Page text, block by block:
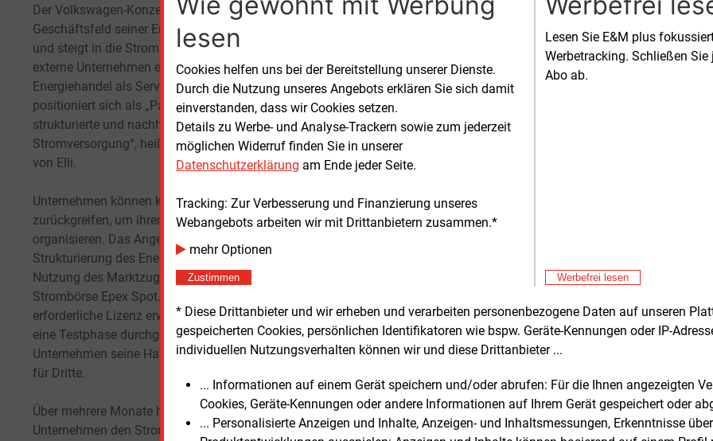
lesen
Cookies helfen uns bei der Bereitstellung unserer Dienste.
Durch die Nutzung unseres Angebots erklären Sie sich damit
einverstanden, dass wir Cookies setzen.
Details zu Werbe- und Analyse-Trackern sowie zum jederzeit
möglichen Widerruf finden Sie in unserer
Datenschutzerklärung am Ende jeder Seite.
Tracking: Zur Verbesserung und Finanzierung unseres
Webangebots arbeiten wir mit Drittanbietern zusammen.*
mehr Optionen
Zustimmen
Lesen Sie E&M plus
Werbetracking. Schließen
Abo ab.
Werbefrei lesen
* Diese Drittanbieter und wir erheben und verarbeiten personenbezogene Daten auf unseren
gespeicherten Cookies, persönlichen Identifikatoren wie bspw. Geräte-Kennungen oder IP-
individuellen Nutzungsverhalten können wir und diese Drittanbieter ...
... Informationen auf einem Gerät speichern und/oder abrufen: Für die Ihnen angezeigten
Cookies, Geräte-Kennungen oder andere Informationen auf Ihrem Gerät gespeichert oder
... Personalisierte Anzeigen und Inhalte, Anzeigen- und Inhaltsmessungen, Erkenntnisse
Der Volkswagen-Konzern erweitert das
Geschäftsfeld seiner Energiegesellschaft Elli
und steigt in die Strombeschaffung für
externe Unternehmen ein. Damit bietet Elli
Energiehandel als Serviceprodukt an und
positioniert sich als „Partner für eine
strukturierte und nachhaltige
Stromversorgung“, heißt es in einer Mitteilung
von Elli.
Unternehmen können künftig auf Elli
zurückgreifen, um ihren Strombezug zu
organisieren. Das Angebot umfasst die
Strukturierung des Energiebedarfs und die
Nutzung des Marktzugangs an der
Strombörse Epex Spot. 2023 hatte Elli die
erforderliche Lizenz erworben und seitdem
eine Testphase durchgeführt. Nun öffnet das
Unternehmen seine Handelsaktivitäten auch
für Dritte.
​​Über mehrere Monate hinweg testete das
Unternehmen den Stromhandel in einem
Nach eigenen Angaben will Elli vor allem
durch solide finanzielle Ausstattung und
professionelles Risikomanagement
überzeugen. „Für das Management von
Marktpreisrisiken bedarf es leistungsfähiger
Partner mit sehr guter Kreditwürdigkeit – die
Volkswagen Group Charging kann hier ihre
Stärken als dynamisches Unternehmen
ausspielen“, heißt es aus dem Unternehmen.
einem stark wachsenden Marktumfeld.“
Weitere Informationen will das Unternehmen
im Rahmen der Automobilmesse IAA Mobility
mitteilen.
Elli wurde 2018 gegründet und ist die
E&M
E&M